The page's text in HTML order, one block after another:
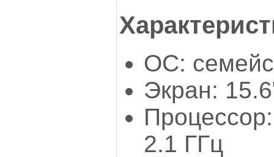
ОС:
Экран:
2.1 ГГц